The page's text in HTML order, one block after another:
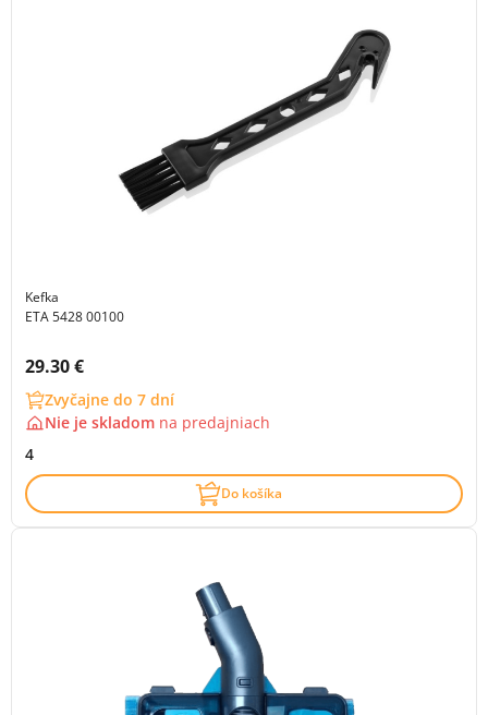
Kefka
ETA 5428 00100
Cena s DPH:
29.30 €
Zvyčajne do 7 dní
Nie je skladom na predajniach
4
Do košíka